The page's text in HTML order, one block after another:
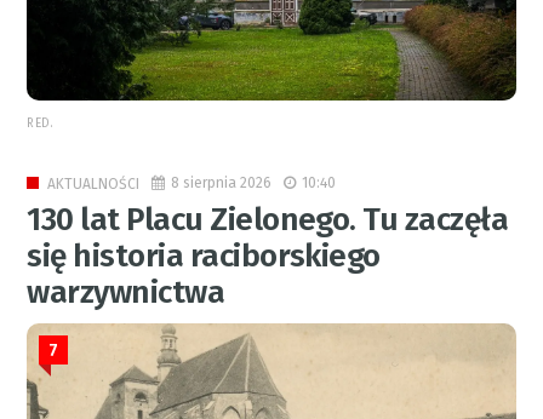
RED.
AKTUALNOŚCI 8 sierpnia 2026 10:40
130 lat Placu Zielonego. Tu zaczęła
się historia raciborskiego
warzywnictwa
7